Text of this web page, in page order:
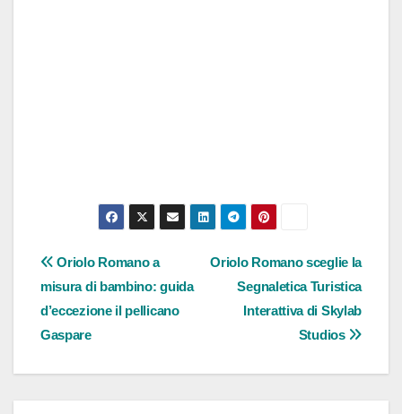
Navigazione
articoli
Oriolo Romano sceglie la
Segnaletica Turistica
Interattiva di Skylab
Studios
Oriolo Romano a
misura di bambino: guida
d’eccezione il pellicano
Gaspare